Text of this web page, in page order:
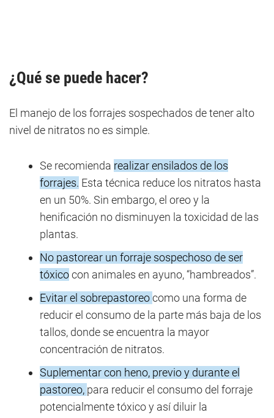
¿Qué se puede hacer?
El manejo de los forrajes sospechados de tener alto
nivel de nitratos no es simple.
Se recomienda realizar ensilados de los
forrajes. Esta técnica reduce los nitratos hasta
en un 50%. Sin embargo, el oreo y la
henificación no disminuyen la toxicidad de las
plantas.
No pastorear un forraje sospechoso de ser
tóxicocon animales en ayuno, “hambreados”.
Evitar el sobrepastoreocomo una forma de
reducir el consumo de la parte más baja de los
tallos, donde se encuentra la mayor
concentración de nitratos.
Suplementar con heno, previo y durante el
pastoreo, para reducir el consumo del forraje
potencialmente tóxico y así diluir la